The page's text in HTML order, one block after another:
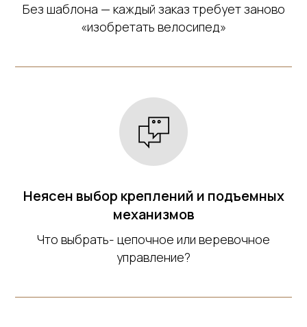
Без шаблона — каждый заказ требует заново
«изобретать велосипед»
Неясен выбор креплений и подъемных
механизмов
Что выбрать- цепочное или веревочное
управление?